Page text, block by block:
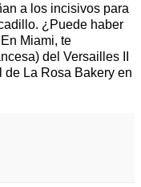
a los incisivos para
¿Puede haber
Miami, te
del Versailles II
de La Rosa Bakery en